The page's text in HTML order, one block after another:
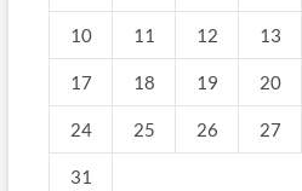
10 11 12 13
17 18 19 20
24 25 26 27
31